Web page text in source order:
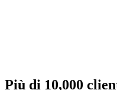
Più di 10,000